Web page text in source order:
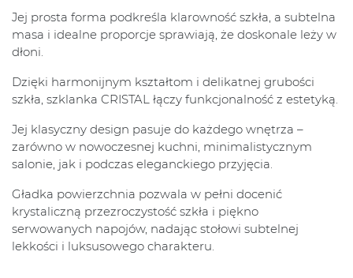
Jej prosta forma podkreśla klarowność szkła, a subtelna
masa i idealne proporcje sprawiają, że doskonale leży w
dłoni.
Dzięki harmonijnym kształtom i delikatnej grubości
szkła, szklanka CRISTAL łączy funkcjonalność z estetyką.
Jej klasyczny design pasuje do każdego wnętrza –
zarówno w nowoczesnej kuchni, minimalistycznym
salonie, jak i podczas eleganckiego przyjęcia.
Gładka powierzchnia pozwala w pełni docenić
krystaliczną przezroczystość szkła i piękno
serwowanych napojów, nadając stołowi subtelnej
lekkości i luksusowego charakteru.